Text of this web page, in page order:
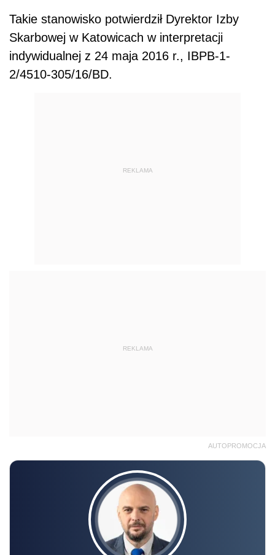
Takie stanowisko potwierdził Dyrektor Izby
Skarbowej w Katowicach w interpretacji
indywidualnej z 24 maja 2016 r., IBPB-1-
2/4510-305/16/BD.
REKLAMA
REKLAMA
AUTOPROMOCJA